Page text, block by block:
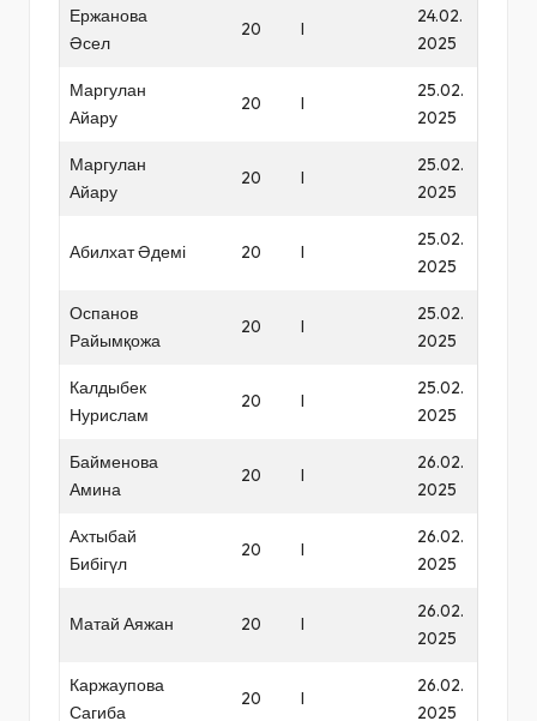
Ержанова
Әсел
20 I
24.02.
2025
Маргулан
Айару
20 I
25.02.
2025
Маргулан
Айару
20 I
25.02.
2025
Абилхат Әдемі 20 I
25.02.
2025
Оспанов
Райымқожа
20 I
25.02.
2025
Калдыбек
Нурислам
20 I
25.02.
2025
Байменова
Амина
20 I
26.02.
2025
Ахтыбай
Бибігүл
20 I
26.02.
2025
Матай Аяжан 20 I
26.02.
2025
Каржаупова
Сагиба
20 I
26.02.
2025